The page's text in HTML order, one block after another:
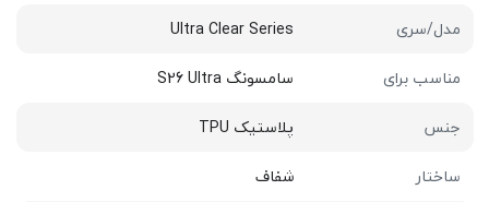
مدل/سری
Ultra Clear Series
مناسب برای
سامسونگ S26 Ultra
جنس
پلاستیک TPU
ساختار
شفاف